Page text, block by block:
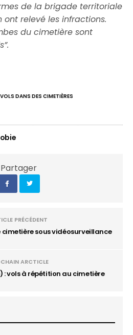
de la brigade territoriale
relevé les infractions.
du cimetière sont
VOLS DANS DES CIMETIÈRES
Partager
PRÉCÉDENT
sous vidéosurveillance
ARCTICLE
: vols à répétition au cimetière